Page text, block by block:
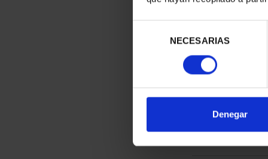
consentimiento
NECESARIAS
Denegar
ORDENAR POR: